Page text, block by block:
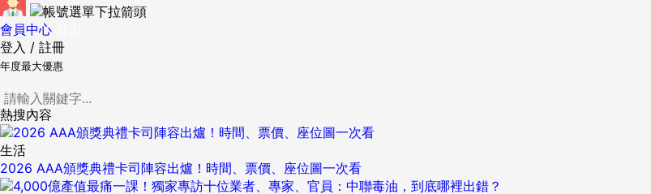
會員中心
登入 / 註冊
年度最大優惠
熱搜內容
生活
2026 AAA頒獎典禮卡司陣容出爐！時間、票價、座位圖一次看